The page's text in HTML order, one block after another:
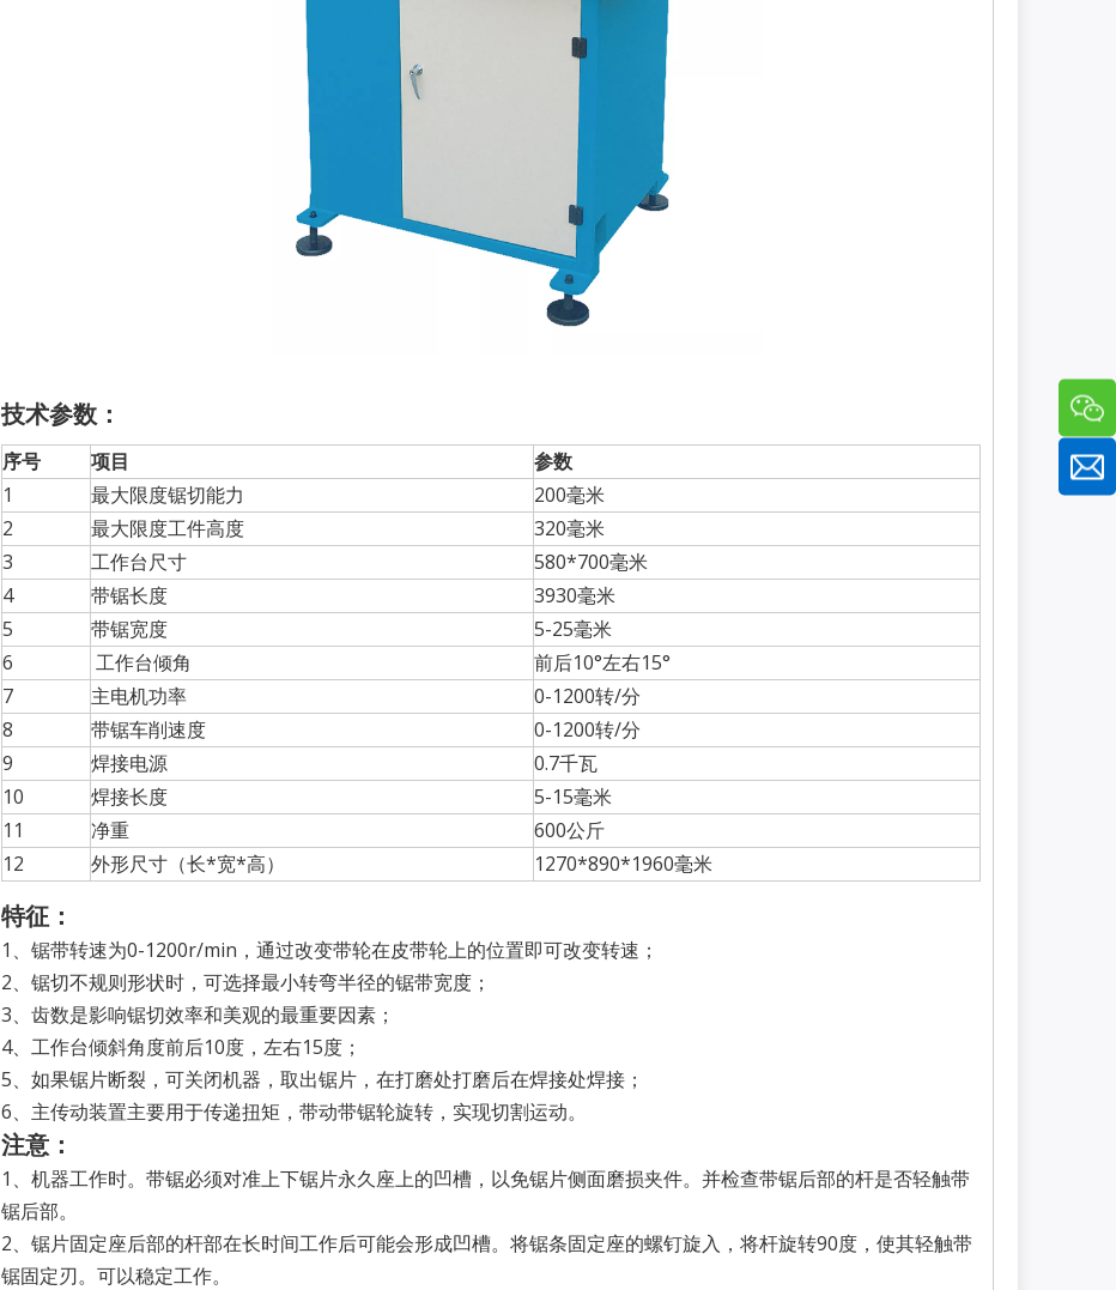
技术参数：
序号 项目
参数
1
最大限度锯切能力
200毫米
2
最大限度工件高度
320毫米
3
工作台尺寸
580*700毫米
4
带锯长度
3930毫米
5
带锯宽度
5-25毫米
6
工作台倾角
前后10°左右15°
7
主电机功率
0-1200转/分
8
带锯车削速度
0-1200转/分
9
焊接电源
0.7千瓦
10
焊接长度
5-15毫米
11
净重
600公斤
12
外形尺寸（长*宽*高） 1270*890*1960毫米
特征：
1、锯带转速为0-1200r/min，通过改变带轮在皮带轮上的位置即可改变转速；
2、锯切不规则形状时，可选择最小转弯半径的锯带宽度；
3、齿数是影响锯切效率和美观的最重要因素；
4、工作台倾斜角度前后10度，左右15度；
5、如果锯片断裂，可关闭机器，取出锯片，在打磨处打磨后在焊接处焊接；
6、主传动装置主要用于传递扭矩，带动带锯轮旋转，实现切割运动。
注意：
1、机器工作时。带锯必须对准上下锯片永久座上的凹槽，以免锯片侧面磨损夹件。并检查带锯后部的杆是否轻触带
锯后部。
2、锯片固定座后部的杆部在长时间工作后可能会形成凹槽。将锯条固定座的螺钉旋入，将杆旋转90度，使其轻触带
锯固定刃。可以稳定工作。